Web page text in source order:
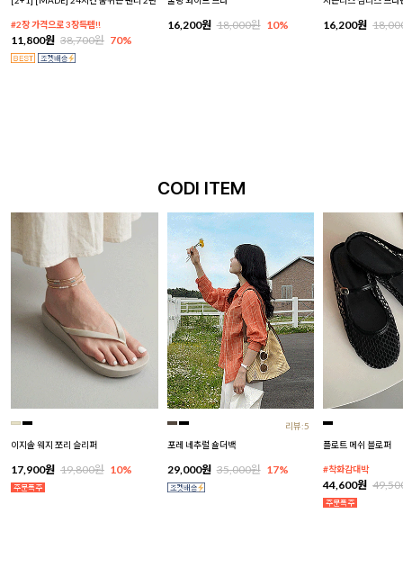
#2장 가격으로 3장득템!!
11,800원 38,700원 70%
16,200원 18,000원 10% 16,200원
CODI ITEM
이지솔 웨지 쪼리 슬리퍼
17,900원 19,800원 10%
리뷰:5
포레 네추럴 숄더백
29,000원 35,000원 17%
플로트 메쉬 블로퍼
#착화감대박
44,600원